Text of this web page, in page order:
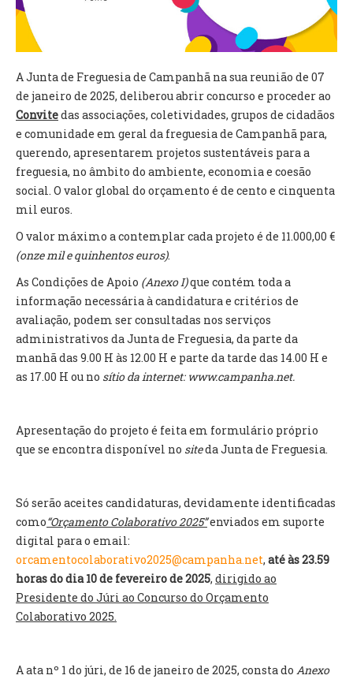
AUTARQUIA
CONSTITUIÇÃO
PRESIDENTE
EXECUTIVO E PELOUROS
ASSEMBLEIA DE FREGUESIA
GRAVAÇÕES DAS REUNIÕES PÚBLICAS DO EXECUTIVO
ATAS E DOCUMENTOS DA ASSEMBLEIA
EDITAIS
REGULAMENTOS E TAXAS
PLANO E ORÇAMENTO
RELATÓRIO E CONTAS
INVENTÁRIO
RECRUTAMENTO PESSOAL
FUNDO DE APOIO AO ASSOCIATIVISMO
SUBVENÇÕES PÚBLICAS
GERAIS
SECRETARIA
CANÍDEOS
CEMITÉRIO
RECENSEAMENTO ELEITORAL
A Junta de Freguesia de Campanhã na sua reunião de 07
de janeiro de 2025, deliberou abrir concurso e proceder ao
Convitedas associações, coletividades, grupos de cidadãos
e comunidade em geral da freguesia de Campanhã para,
querendo, apresentarem projetos sustentáveis para a
freguesia, no âmbito do ambiente, economia e coesão
social. O valor global do orçamento é de cento e cinquenta
mil euros.
O valor máximo a contemplar cada projeto é de 11.000,00 €
(onze mil e quinhentos euros).
As Condições de Apoio (Anexo I)que contém toda a
informação necessária à candidatura e critérios de
avaliação, podem ser consultadas nos serviços
administrativos da Junta de Freguesia, da parte da
manhã das 9.00 H às 12.00 H e parte da tarde das 14.00 H e
as 17.00 H ou no sítio da internet: www.campanha.net.
Apresentação do projeto é feita em formulário próprio
que se encontra disponível no siteda Junta de Freguesia.
Só serão aceites candidaturas, devidamente identificadas
como“Orçamento Colaborativo 2025”enviados em suporte
digital para o email:
orcamentocolaborativo2025@campanha.net, até às 23.59
horas do dia 10 de fevereiro de 2025, dirigido ao
Presidente do Júri ao Concurso do Orçamento
Colaborativo 2025.
A ata nº 1 do júri, de 16 de janeiro de 2025, consta do Anexo